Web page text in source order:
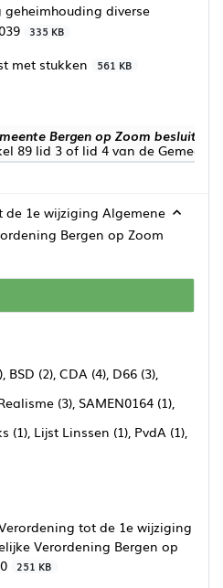
geheimhouding diverse
335 KB
met stukken 561 KB
Bergen op Zoom besluit:
89 lid 3 of lid 4 van de
de 1e wijziging Algemene
Bergen op Zoom
(2), CDA (4), D66 (3),
(3), SAMEN0164 (1),
(1), Lijst Linssen (1), PvdA (1),
Verordening tot de 1e wijziging
Verordening Bergen op
251 KB